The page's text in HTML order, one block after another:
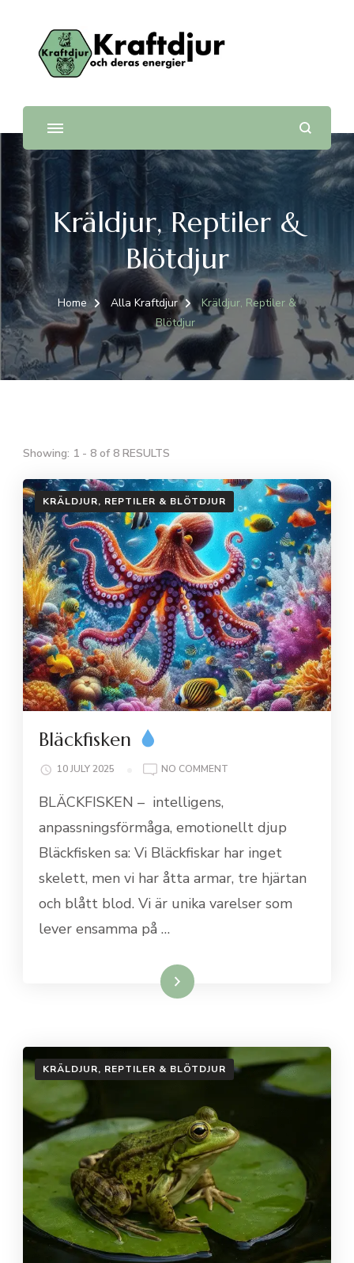
Kraftdjur
och deras energier
Kräldjur, Reptiler &
Blötdjur
Home Alla Kraftdjur
Kräldjur, Reptiler &
Blötdjur
Showing: 1 - 8 of 8 RESULTS
KRÄLDJUR, REPTILER & BLÖTDJUR
Bläckfisken
10 JULY 2025 NO COMMENT
BLÄCKFISKEN – intelligens,
anpassningsförmåga, emotionellt djup
Bläckfisken sa: Vi Bläckfiskar har inget
skelett, men vi har åtta armar, tre hjärtan
och blått blod. Vi är unika varelser som
lever ensamma på …
Läs mer…
KRÄLDJUR, REPTILER & BLÖTDJUR